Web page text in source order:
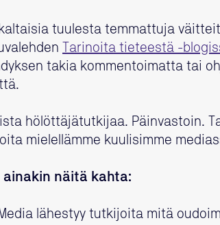
tuulesta temmattuja
Tarinoita tieteestä -
takia kommentoimatta tai
hölöttäjätutkijaa. Päinvastoin.
mielellämme kuulisimme
ainakin näitä kahta:
Media lähestyy tutkijoita mitä